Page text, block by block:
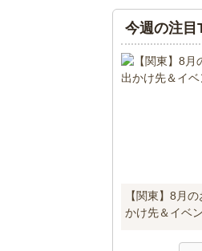
今週の注目
【関東】8月
かけ先＆イベ